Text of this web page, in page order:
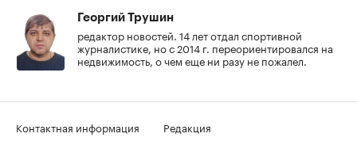
Георгий Трушин
редактор новостей. 14 лет отдал спортивной
журналистике, но с 2014 г. переориентировался на
недвижимость, о чем еще ни разу не пожалел.
Контактная информация
Редакция